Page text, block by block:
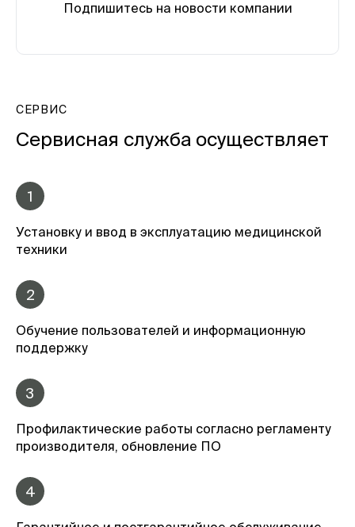
Подпишитесь на новости компании
СЕРВИС
Сервисная служба осуществляет
1
Установку и ввод в эксплуатацию медицинской
техники
2
Обучение пользователей и информационную
поддержку
3
Профилактические работы согласно регламенту
производителя, обновление ПО
4